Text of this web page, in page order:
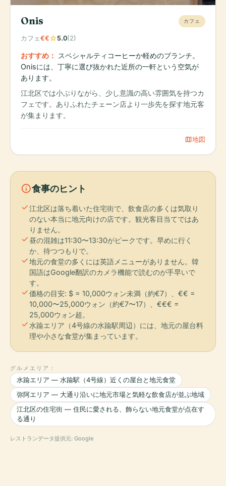
Onis カフェ
カフェ€€star5.0(2)
おすすめ：
スペシャルティコーヒーか軽めのブランチ。
Onisには、丁寧に選び抜かれた近所の一軒という空気が
あります。
江北区では小ぶりながら、少し意識の高い雰囲気を持つカ
フェです。ありふれたチェーン店より一歩先を探す地元客
が集まります。
map地図
info食事のヒント
check江北区は落ち着いた住宅街で、飲食店の多くは気取り
のない本当に地元向けの店です。観光客目当てではあ
りません。
check昼の混雑は11:30〜13:30がピークです。早めに行く
か、待つつもりで。
check地元の食堂の多くには英語メニューがありません。韓
国語はGoogle翻訳のカメラ機能で読むのが手早いで
す。
check価格の目安: $ = 10,000ウォン未満（約€7）、€€ =
10,000〜25,000ウォン（約€7〜17）、€€€ =
25,000ウォン超。
check 水踰エリア（4号線の水踰駅周辺）には、地元の屋台料
理や小さな食堂が集まっています。
グルメエリア：
水踰エリア — 水踰駅（4号線）近くの屋台と地元食堂
弥阿エリア — 大通り沿いに地元市場と気軽な飲食店が並ぶ地域
江北区の住宅街 — 住民に愛される、飾らない地元食堂が点在す
る通り
レストランデータ提供元: Google